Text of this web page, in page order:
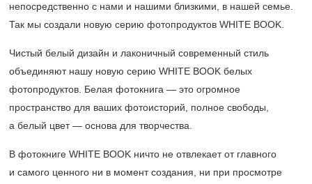
непосредственно с нами и нашими близкими, в нашей семье.
Так мы создали новую серию фотопродуктов WHITE BOOK.
Чистый белый дизайн и лаконичный современный стиль
объединяют нашу новую серию WHITE BOOK белых
фотопродуктов. Белая фотокнига — это огромное
пространство для ваших фотоисторий, полное свободы,
а белый цвет — основа для творчества.
В фотокниге WHITE BOOK ничто не отвлекает от главного
и самого ценного ни в момент создания, ни при просмотре